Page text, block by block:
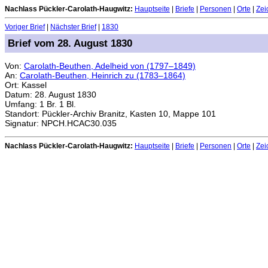
Nachlass Pückler-Carolath-Haugwitz: Hauptseite Briefe Personen Orte
Voriger Brief| Nächster Brief| 1830
Brief vom 28. August 1830
Von: Carolath-Beuthen, Adelheid von (1797–1849)
An: Carolath-Beuthen, Heinrich zu (1783–1864)
Ort: Kassel
Datum: 28. August 1830
Umfang: 1 Br. 1 Bl.
Standort: Pückler-Archiv Branitz, Kasten 10, Mappe 101
Signatur: NPCH.HCAC30.035
Nachlass Pückler-Carolath-Haugwitz: Hauptseite Briefe Personen Orte